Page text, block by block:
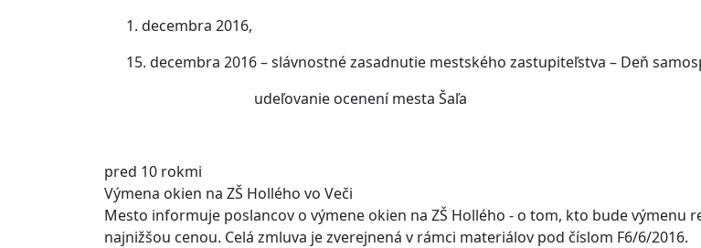
1. decembra 2016,
15. decembra 2016 – slávnostné zasadnutie mestského zastupiteľstva – Deň
udeľovanie ocenení mesta Šaľa
pred 10 rokmi
Výmena okien na ZŠ Hollého vo Veči
Mesto informuje poslancov o výmene okien na ZŠ Hollého - o tom, kto bude výmenu
najnižšou cenou. Celá zmluva je zverejnená v rámci materiálov pod číslom F6/6/2016.